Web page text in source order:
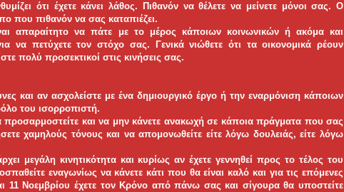
ότι έχετε κάνει λάθος. Πιθανόν να θέλετε να μείνετε μόνοι σας. Ο
που πιθανόν να σας καταπιέζει.
απαραίτητο να πάτε με το μέρος κάποιων κοινωνικών ή ακόμα και
να πετύχετε τον στόχο σας. Γενικά νιώθετε ότι τα οικονομικά ρέουν
πολύ προσεκτικοί στις κινήσεις σας.
και αν ασχολείστε με ένα δημιουργικό έργο ή την εναρμόνιση κάποιων
του ισορροπιστή.
και να μην κάνετε ανακωχή σε κάποια πράγματα που σας
χαμηλούς τόνους και να απομονωθείτε είτε λόγω δουλειάς, είτε λόγω
μεγάλη κινητικότητα και κυρίως αν έχετε γεννηθεί προς το τέλος του
εναγωνίως να κάνετε κάτι που θα είναι καλό και για τις επόμενες
11 Νοεμβρίου έχετε τον Κρόνο από πάνω σας και σίγουρα θα υποστείτε